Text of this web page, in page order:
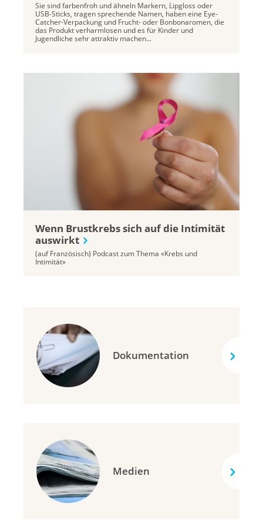
Sie sind farbenfroh und ähneln Markern, Lipgloss oder
USB-Sticks, tragen sprechende Namen, haben eine Eye-
Catcher-Verpackung und Frucht- oder Bonbonaromen, die
das Produkt verharmlosen und es für Kinder und
Jugendliche sehr attraktiv machen...
Wenn Brustkrebs sich auf die Intimität
auswirkt
(auf Französisch) Podcast zum Thema «Krebs und
Intimität»
Dokumentation
Medien